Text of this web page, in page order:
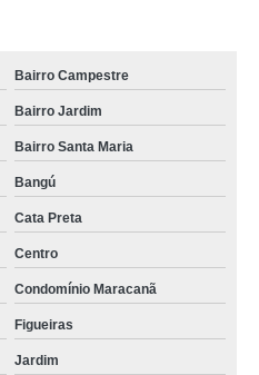
das Nações
Jardim Hollywood
Terezinha
Cambuí
Ferrazópolis
Jardim Iran
Nova Petrópolis
Bairro Campestre
Bairro Jardim
Bairro Santa Maria
Bangú
Cata Preta
Centro
Condomínio Maracanã
Figueiras
Jardim